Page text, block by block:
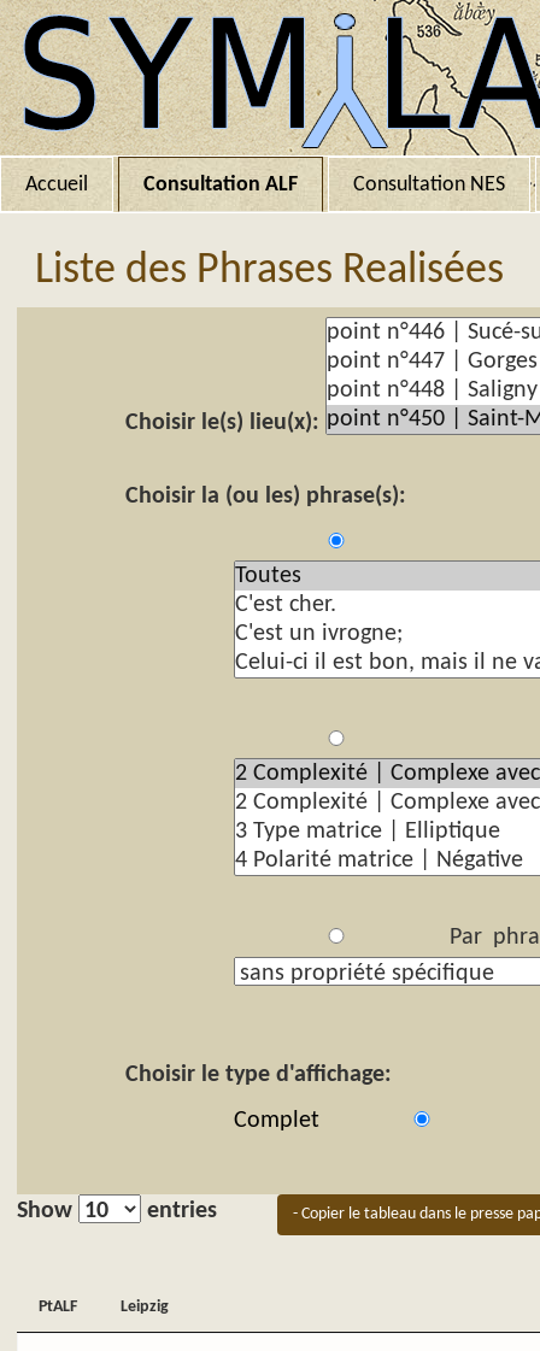
Accueil Consultation ALF Consultation NES
Liste des Phrases Realisées
Choisir le(s) lieu(x):
Choisir la (ou les) phrase(s):
Par
Choisir le type d'affichage:
Complet
Show entries - Copier le tableau dans le presse
PtALF Leipzig